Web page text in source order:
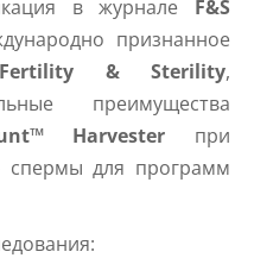
в журнале F&S
признанное
Fertility & Sterility,
преимущества
Harvester при
спермы для программ